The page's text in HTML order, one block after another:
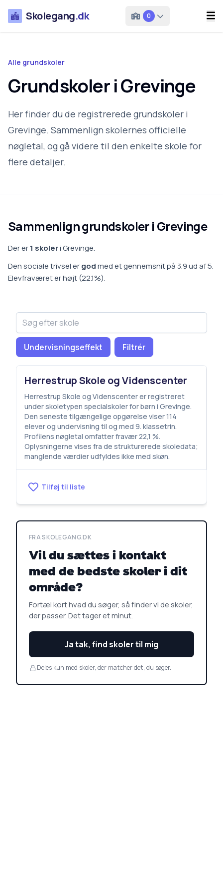
Skolegang.dk 0
Alle grundskoler
Grundskoler i Grevinge
Her finder du de registrerede grundskoler i
Grevinge. Sammenlign skolernes officielle
nøgletal, og gå videre til den enkelte skole for
flere detaljer.
Sammenlign grundskoler i Grevinge
Der er1 skoleriGrevinge.
Den sociale trivsel ergodmed et gennemsnit på 3.9ud af 5.
Elevfraværet erhøjt (22.1%).
Undervisningseffekt Filtrér
Herrestrup Skole og Videnscenter
Herrestrup Skole og Videnscenter er registreret
under skoletypen specialskoler for børn i Grevinge.
Den seneste tilgængelige opgørelse viser 114
elever og undervisning til og med 9. klassetrin.
Profilens nøgletal omfatter fravær 22,1 %.
Oplysningerne vises fra de strukturerede skoledata;
manglende værdier udfyldes ikke med skøn.
Tilføj til liste
FRA SKOLEGANG.DK
Vil du sættes i kontakt
med de bedste skoler i dit
område?
Fortæl kort hvad du søger, så finder vi de skoler,
der passer. Det tager et minut.
Ja tak, find skoler til mig
Deles kun med skoler, der matcher det, du søger.